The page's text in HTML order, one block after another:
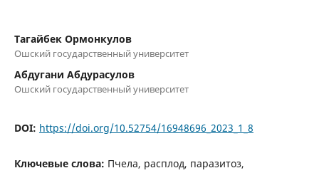
Тагайбек Ормонкулов
Ошский государственный университет
Абдугани Абдурасулов
Ошский государственный университет
DOI: https://doi.org/10.52754/16948696_2023_1_8
Ключевые слова: Пчела, расплод, паразитоз,